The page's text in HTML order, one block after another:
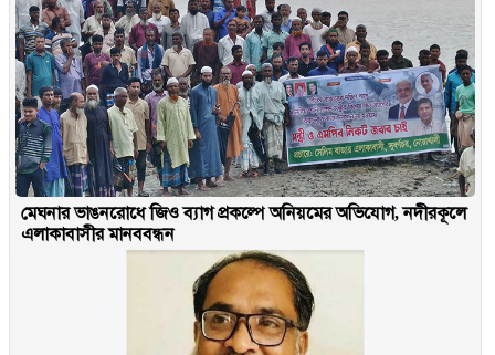
মেঘনার ভাঙনরোধে জিও ব্যাগ প্রকল্পে অনিয়মের অভিযোগ, নদীরকূলে
এলাকাবাসীর মানববন্ধন